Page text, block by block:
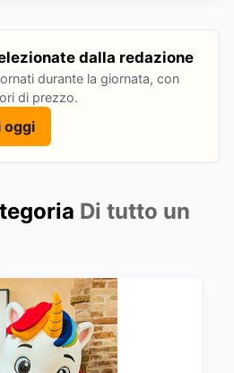
dalla redazione
durante la giornata, con
di prezzo.
oggi
Di tutto un